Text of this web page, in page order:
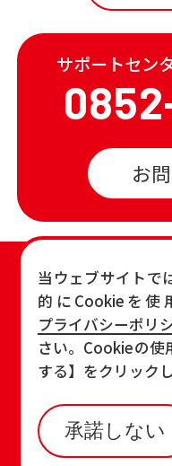
当ウェブサイトで
的にCookieを使
プライバシーポリ
さい。Cookieの使
する】をクリック
承諾しない
サポートセン
お
TOP
お知らせ
各店の最新